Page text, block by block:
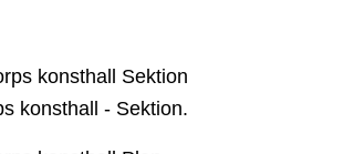
konsthall - Sektion.